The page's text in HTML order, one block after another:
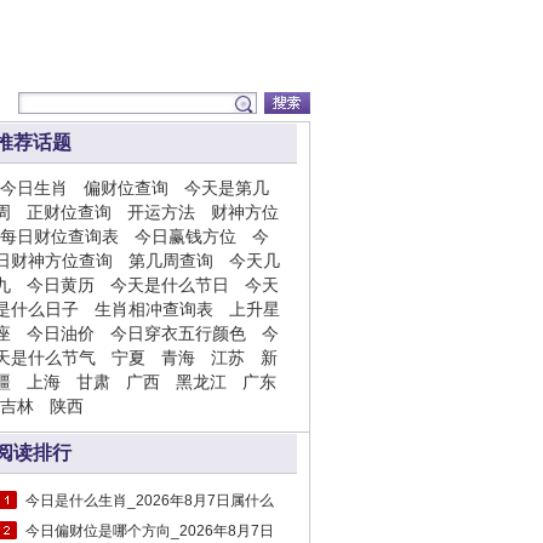
荐话题
今日生肖 偏财位查询
今天是第几
正财位查询 开运方法
财神方位
每日财位查询表
今日赢钱方位
今
财神方位查询
第几周查询
今天几
今日黄历 今天是什么节日
今天
什么日子
生肖相冲查询表
上升星
今日油价 今日穿衣五行颜色
今
是什么节气
宁夏 青海 江苏
新
上海 甘肃 广西 黑龙江
广东
吉林
陕西
读排行
今日是什么生肖_2026年8月7日属什么
今日偏财位是哪个方向_2026年8月7日